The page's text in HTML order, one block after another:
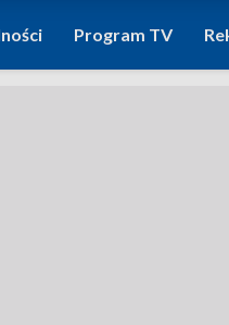
Program TV